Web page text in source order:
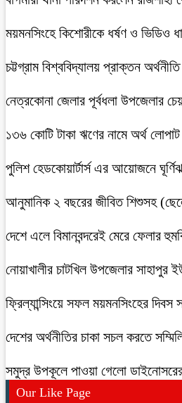
ময়মনসিংহে কিশোরীকে ধর্ষণ ও ভিডিও
চট্টগ্রাম বিশ্ববিদ্যালয় প্রাক্তন
নেত্রকোনা জেলার পূর্বধলা উপজেলার
১৩৬ কোটি টাকা ঋণের নামে অর্থ
পুলিশ হেডকোয়ার্টার্স এর আয়োজনে
আনুমানিক ২ বছরের জীবিত শিশুসহ
দেশে এলে বিমানবন্দরেই মেরে ফেলার
নোয়াখালীর চাটখিল উপজেলার সাহাপুর
ফ্রিল্যান্সিংয়ে সফল ময়মনসিংহের
দেশের অর্থনীতির চাকা সচল করতে
সমুদ্র উপকূলে পাওয়া গেলো
Our Like Page